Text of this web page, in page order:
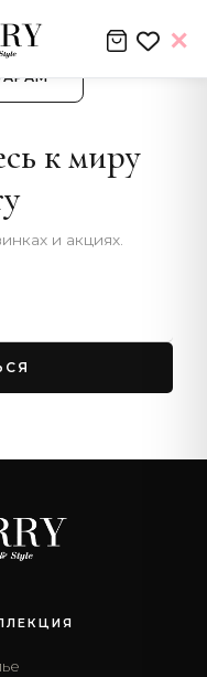
к миру
и акциях.